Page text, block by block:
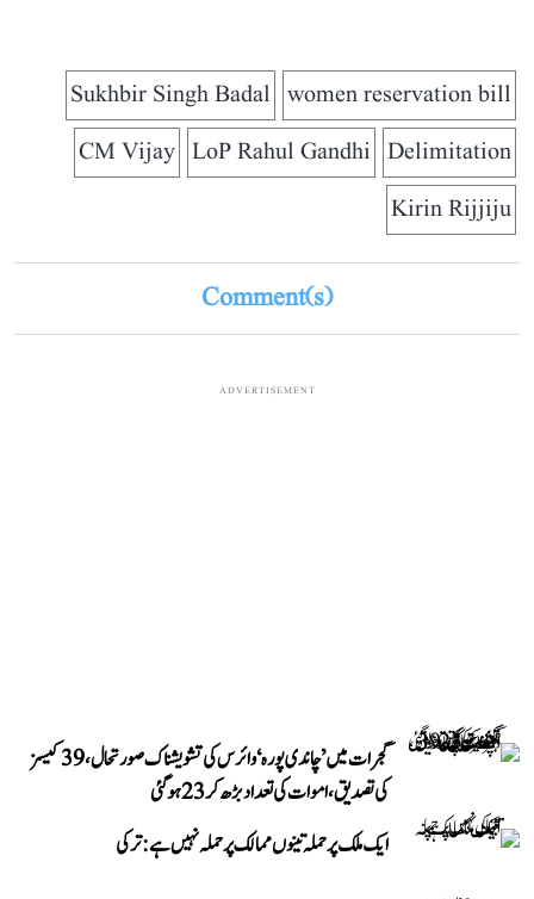
women reservation bill
Sukhbir Singh Badal
Delimitation
LoP Rahul Gandhi
CM Vijay
Kirin Rijjiju
Comment(s)
ADVERTISEMENT
گجرات میں ’چاندی پورہ‘ وائرس کی تشویشناک صورتحال، 39 کیسز
کی تصدیق، اموات کی تعداد بڑھ کر 23 ہوگئی
ایک ملک پر حملہ تینوں ممالک پر حملہ نہیں ہے: ترکی